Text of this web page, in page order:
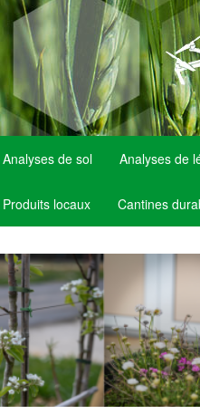
Analyses de sol Analyses de
Produits locaux Cantines